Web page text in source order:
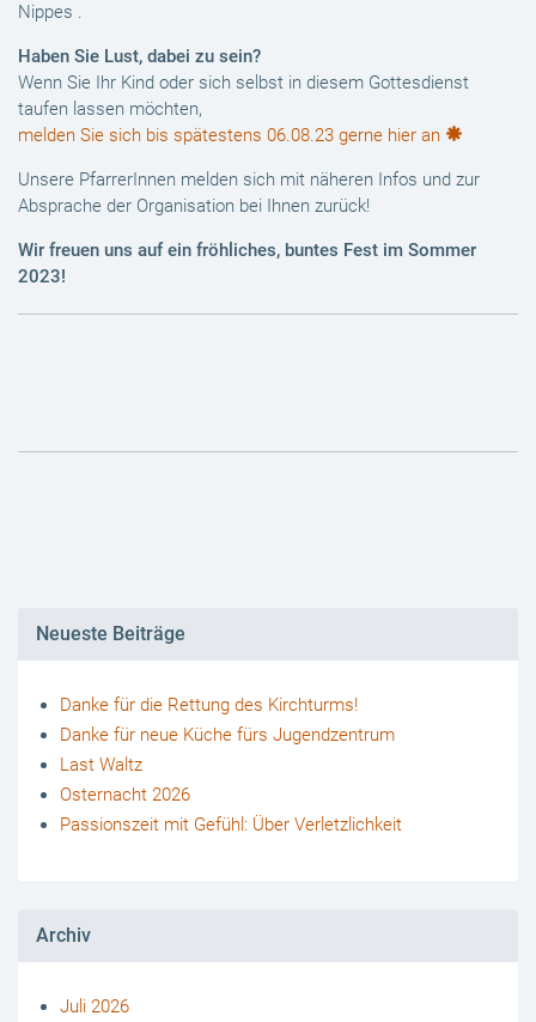
Nippes .
Haben Sie Lust, dabei zu sein?
Wenn Sie Ihr Kind oder sich selbst in diesem Gottesdienst
taufen lassen möchten,
melden Sie sich bis spätestens 06.08.23 gerne hier an
Unsere PfarrerInnen melden sich mit näheren Infos und zur
Absprache der Organisation bei Ihnen zurück!
Wir freuen uns auf ein fröhliches, buntes Fest im Sommer
2023!
Neueste Beiträge
Danke für die Rettung des Kirchturms!
Danke für neue Küche fürs Jugendzentrum
Last Waltz
Osternacht 2026
Passionszeit mit Gefühl: Über Verletzlichkeit
Archiv
Juli 2026